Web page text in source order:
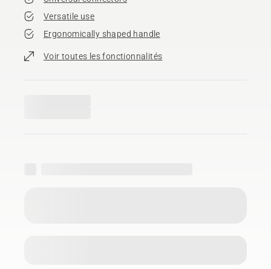
Versatile use
Ergonomically shaped handle
Voir toutes les fonctionnalités